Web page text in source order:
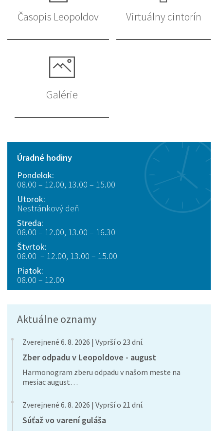
Časopis Leopoldov Virtuálny cintorín
Galérie
Úradné hodiny
Pondelok:
08.00 – 12.00, 13.00 – 15.00
Utorok:
Nestránkový deň
Streda:
08.00 – 12.00, 13.00 – 16.30
Štvrtok:
08.00 – 12.00, 13.00 – 15.00
Piatok:
08.00 – 12.00
Aktuálne oznamy
Zverejnené 6. 8. 2026 | Vyprší o 23 dní.
Zber odpadu v Leopoldove - august
Harmonogram zberu odpadu v našom meste na
mesiac august…
Zverejnené 6. 8. 2026 | Vyprší o 21 dní.
Súťaž vo varení guláša